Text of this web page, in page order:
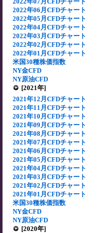
2022年06月CFDチャート
2022年05月CFDチャート
2022年04月CFDチャート
2022年03月CFDチャート
2022年02月CFDチャート
2022年01月CFDチャート
米国30種株価指数
NY金CFD
NY原油CFD
[2021年]
2021年12月CFDチャート
2021年11月CFDチャート
2021年10月CFDチャート
2021年09月CFDチャート
2021年08月CFDチャート
2021年07月CFDチャート
2021年06月CFDチャート
2021年05月CFDチャート
2021年04月CFDチャート
2021年03月CFDチャート
2021年02月CFDチャート
2021年01月CFDチャート
米国30種株価指数
NY金CFD
NY原油CFD
[2020年]